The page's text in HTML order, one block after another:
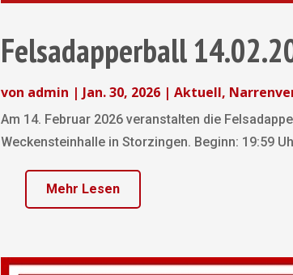
Felsadapperball
von admin | Jan. 30, 2026| Aktuell,
Am 14. Februar 2026 veranstalten die
Weckensteinhalle in Storzingen. Beginn: 19:59
Mehr Lesen